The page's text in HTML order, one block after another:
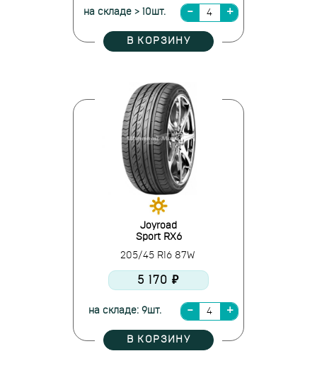
на складе > 10шт.
В КОРЗИНУ
Joyroad
Sport RX6
205/45 R16 87W
5 170 ₽
на складе: 9шт.
В КОРЗИНУ